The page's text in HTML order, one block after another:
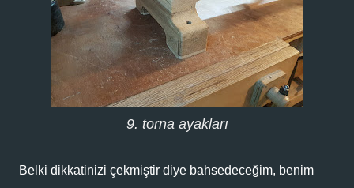
9. torna ayakları
Belki dikkatinizi çekmiştir diye bahsedeceğim, benim